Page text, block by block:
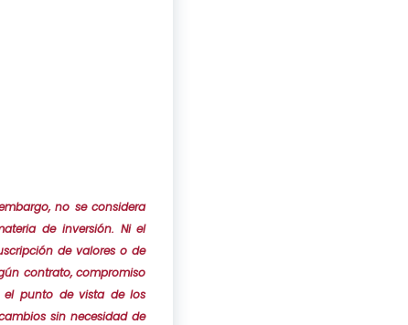
no se considera
de inversión. Ni el
de valores o de
contrato, compromiso
el punto de vista de los
sin necesidad de